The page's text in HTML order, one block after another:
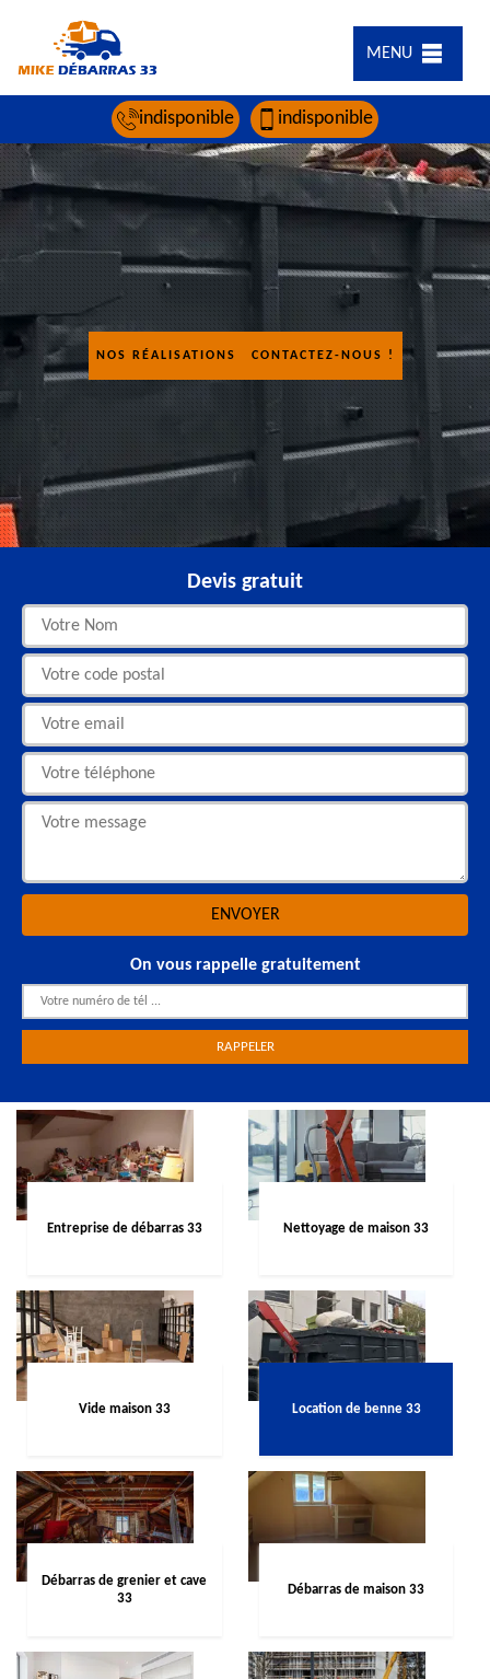
MENU
indisponible indisponible
NOS RÉALISATIONS CONTACTEZ-NOUS !
Devis gratuit
On vous rappelle gratuitement
Entreprise de débarras 33 Nettoyage de maison 33
Vide maison 33 Location de benne 33
Débarras de grenier et cave
33
Débarras de maison 33